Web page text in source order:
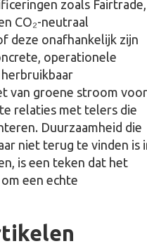
zoals Fairtrade,
CO₂-neutraal
deze onafhankelijk zijn
operationele
van groene stroom voor
relaties met telers die
Duurzaamheid die
niet terug te vinden is
is een teken dat het
een echte